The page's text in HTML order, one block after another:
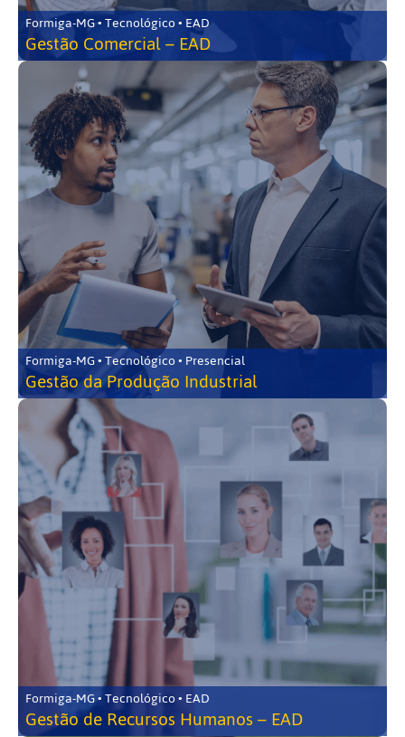
Formiga-MG • Tecnológico • EAD
Gestão Comercial – EAD
Formiga-MG • Tecnológico • Presencial
Gestão da Produção Industrial
Formiga-MG • Tecnológico • EAD
Gestão de Recursos Humanos – EAD